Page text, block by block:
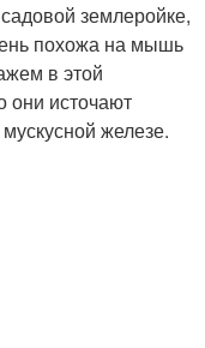
землеройке,
похожа на мышь
в этой
они источают
железе.